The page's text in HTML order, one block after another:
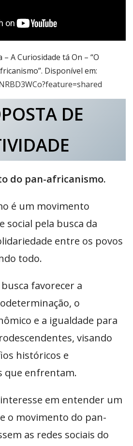
– A Curiosidade tá On – “O
Disponível em:
DE
do pan-africanismo.
é um movimento
social pela busca da
entre os povos
todo.
favorecer a
o
e a igualdade para
visando
históricos e
que enfrentam.
em entender um
o movimento do pan-
as redes sociais do